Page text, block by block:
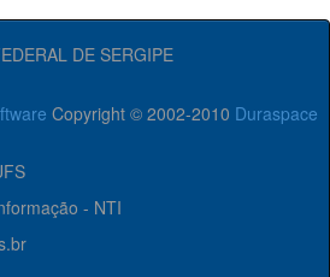
DE SERGIPE
Copyright © 2002-2010 Duraspace
- NTI